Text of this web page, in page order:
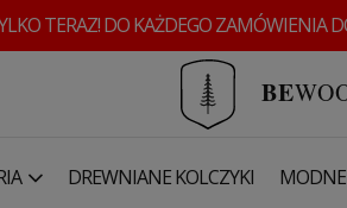
TERAZ! DO KAŻDEGO ZAMÓWIENIA
BE
DREWNIANE KOLCZYKI